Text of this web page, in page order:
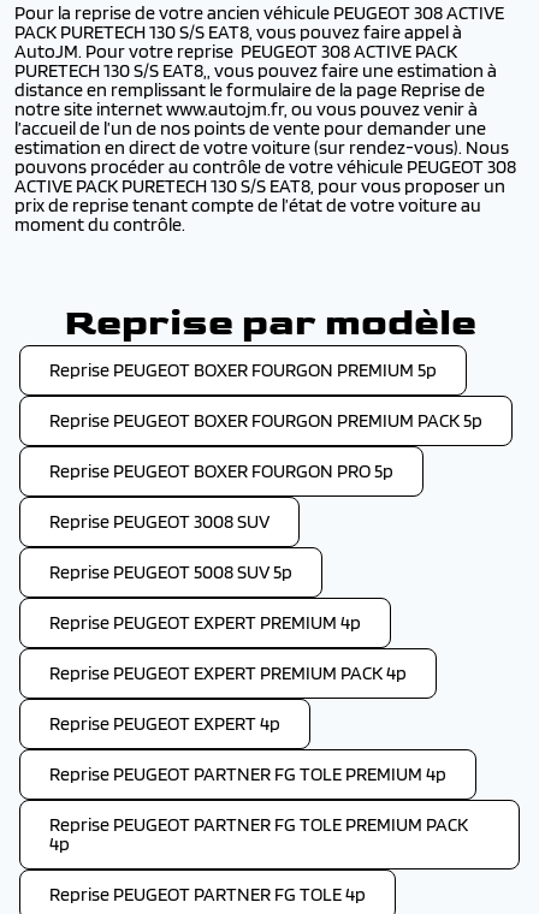
Pour la reprise de votre ancien véhicule PEUGEOT 308 ACTIVE
PACK PURETECH 130 S/S EAT8, vous pouvez faire appel à
AutoJM. Pour votre reprise PEUGEOT 308 ACTIVE PACK
PURETECH 130 S/S EAT8,, vous pouvez faire une estimation à
distance en remplissant le formulaire de la page Reprise de
notre site internet www.autojm.fr, ou vous pouvez venir à
l’accueil de l’un de nos points de vente pour demander une
estimation en direct de votre voiture (sur rendez-vous). Nous
pouvons procéder au contrôle de votre véhicule PEUGEOT 308
ACTIVE PACK PURETECH 130 S/S EAT8, pour vous proposer un
prix de reprise tenant compte de l’état de votre voiture au
moment du contrôle.
Reprise par modèle
Reprise PEUGEOT BOXER FOURGON PREMIUM 5p
Reprise PEUGEOT BOXER FOURGON PREMIUM PACK 5p
Reprise PEUGEOT BOXER FOURGON PRO 5p
Reprise PEUGEOT 3008 SUV
Reprise PEUGEOT 5008 SUV 5p
Reprise PEUGEOT EXPERT PREMIUM 4p
Reprise PEUGEOT EXPERT PREMIUM PACK 4p
Reprise PEUGEOT EXPERT 4p
Reprise PEUGEOT PARTNER FG TOLE PREMIUM 4p
Reprise PEUGEOT PARTNER FG TOLE PREMIUM PACK
4p
Reprise PEUGEOT PARTNER FG TOLE 4p